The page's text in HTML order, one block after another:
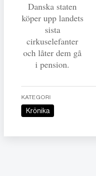
Danska staten
köper upp landets
sista
cirkuselefanter
och låter dem gå
i pension.
KATEGORI
Krönika